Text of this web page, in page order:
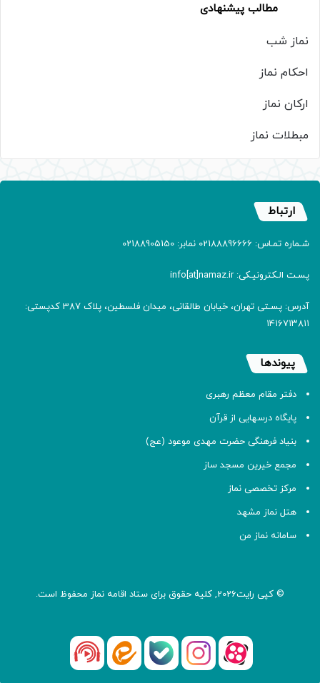
مطالب پیشنهادی
نماز شب
احکام نماز
ارکان نماز
مبطلات نماز
ارتباط
شـماره تمـاس: 02188896666 نمابر: 02188905150
پسـت الـکترونیـکی: info[at]namaz.ir
آدرس: پسـتی تهران، خیابان طالقانی، میدان فلسطین، پلاک 387 کدپستی:
۱۴۱۶۷۱۳۸۱۱
پیوندها
دفتر مقام معظم رهبری
پایگاه درسهایی از قرآن
بنیاد فرهنگی حضرت مهدی موعود (عج)
مجمع خیرین مسجد ساز
مرکز تخصصی نماز
هتل نماز مشهد
سامانه نماز من
© کپی رایت2026, کلیه حقوق برای ستاد اقامه نماز محفوظ است.
آپارات اینستاگرام
بله ایتا